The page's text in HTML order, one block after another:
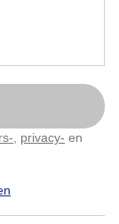
privacy- en
bekeken
1